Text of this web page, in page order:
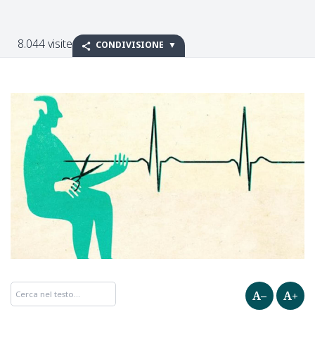
8.044 visite CONDIVISIONE
A– A+